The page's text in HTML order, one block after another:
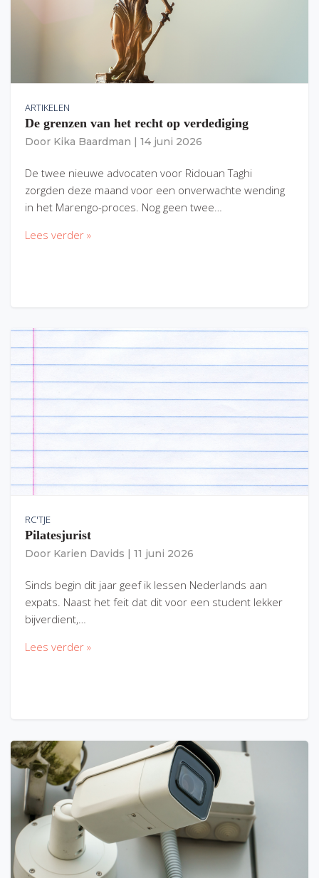
ARTIKELEN
De grenzen van het recht op verdediging
Door Kika Baardman 14 juni 2026
De twee nieuwe advocaten voor Ridouan Taghi
zorgden deze maand voor een onverwachte wending
in het Marengo-proces. Nog geen twee…
Lees verder »
RC'TJE
Pilatesjurist
Door Karien Davids 11 juni 2026
Sinds begin dit jaar geef ik lessen Nederlands aan
expats. Naast het feit dat dit voor een student lekker
bijverdient,…
Lees verder »